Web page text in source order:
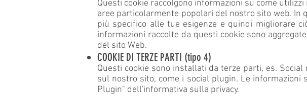
Questi cookie raccolgono informazioni su come
aree particolarmente popolari del nostro sito web. In
più specifico alle tue esigenze e quindi migliorare
informazioni raccolte da questi cookie sono
del sito Web.
COOKIE DI TERZE PARTI (tipo 4)
Questi cookie sono installati da terze parti, es.
sul nostro sito, come i social plugin. Le informazioni
Plugin" dell'informativa sulla privacy.